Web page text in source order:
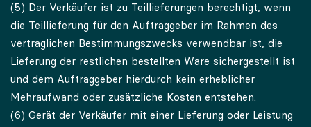
(5) Der Verkäufer ist zu Teillieferungen berechtigt, wenn
die Teillieferung für den Auftraggeber im Rahmen des
vertraglichen Bestimmungszwecks verwendbar ist, die
Lieferung der restlichen bestellten Ware sichergestellt ist
und dem Auftraggeber hierdurch kein erheblicher
Mehraufwand oder zusätzliche Kosten entstehen.
(6) Gerät der Verkäufer mit einer Lieferung oder Leistung